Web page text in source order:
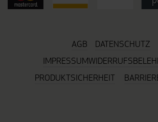
AGB
DATENSCHUTZ
IMPRESSUM
PRODUKTSICHERHEIT